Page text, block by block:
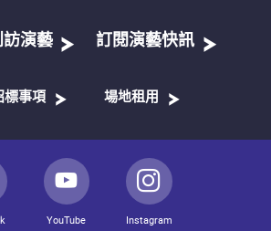
訪演藝 訂閱演藝快訊
標事項 場地租用
YouTube Instagram